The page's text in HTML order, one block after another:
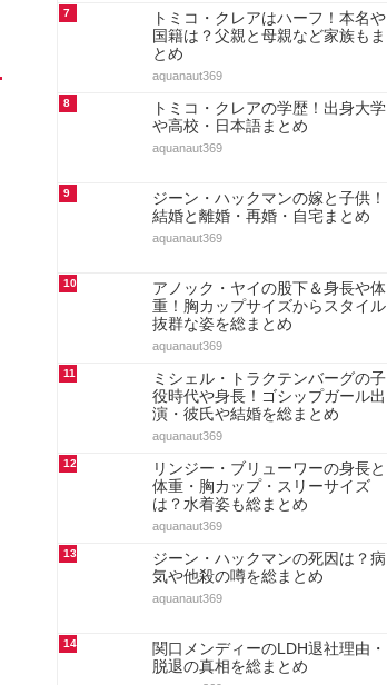
7
トミコ・クレアはハーフ！本名や
国籍は？父親と母親など家族もま
とめ
aquanaut369
8
トミコ・クレアの学歴！出身大学
や高校・日本語まとめ
aquanaut369
9
ジーン・ハックマンの嫁と子供！
結婚と離婚・再婚・自宅まとめ
aquanaut369
10
アノック・ヤイの股下＆身長や体
重！胸カップサイズからスタイル
抜群な姿を総まとめ
aquanaut369
11
ミシェル・トラクテンバーグの子
役時代や身長！ゴシップガール出
演・彼氏や結婚を総まとめ
aquanaut369
12
リンジー・ブリューワーの身長と
体重・胸カップ・スリーサイズ
は？水着姿も総まとめ
aquanaut369
13
ジーン・ハックマンの死因は？病
気や他殺の噂を総まとめ
aquanaut369
14
関口メンディーのLDH退社理由・
脱退の真相を総まとめ